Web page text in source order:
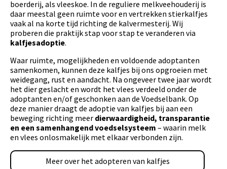
boerderij, als vleeskoe. In de reguliere melkveehouderij is
daar meestal geen ruimte voor en vertrekken stierkalfjes
vaak al na korte tijd richting de kalvermesterij. Wij
proberen die praktijk stap voor stap te veranderen via
kalfjesadoptie.
Waar ruimte, mogelijkheden en voldoende adoptanten
samenkomen, kunnen deze kalfjes bij ons opgroeien met
weidegang, rust en aandacht. Na ongeveer twee jaar wordt
het dier geslacht en wordt het vlees verdeeld onder de
adoptanten en/of geschonken aan de Voedselbank. Op
deze manier draagt de adoptie van kalfjes bij aan een
beweging richting meer dierwaardigheid, transparantie
en een samenhangend voedselsysteem – waarin melk
en vlees onlosmakelijk met elkaar verbonden zijn.
Meer over het adopteren van kalfjes